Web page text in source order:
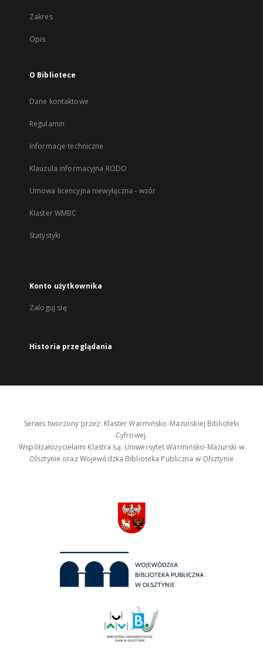
Zakres
Opis
O Bibliotece
Dane kontaktowe
Regulamin
Informacje techniczne
Klauzula informacyjna RODO
Umowa licencyjna niewyłączna - wzór
Klaster WMBC
Statystyki
Konto użytkownika
Zaloguj się
Historia przeglądania
Serwis tworzony przez: Klaster Warmińsko-Mazurskiej Biblioteki
Cyfrowej.
Współzałożycielami Klastra są: Uniwersytet Warmińsko-Mazurski w
Olsztynie oraz Wojewódzka Biblioteka Publiczna w Olsztynie